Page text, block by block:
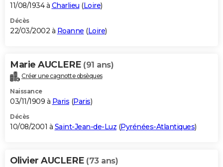
11/08/1934 à Charlieu (Loire)
Décès
22/03/2002 à Roanne (Loire)
Marie AUCLERE (91 ans)
Créer une cagnotte obsèques
Naissance
03/11/1909 à Paris (Paris)
Décès
10/08/2001 à Saint-Jean-de-Luz (Pyrénées-Atlantiques)
Olivier AUCLERE (73 ans)